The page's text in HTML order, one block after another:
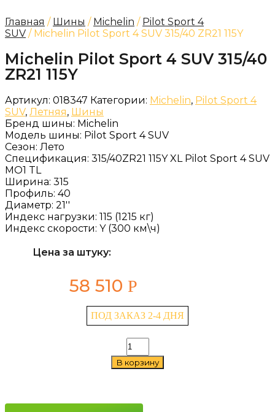
Главная / Шины / Michelin / Pilot Sport 4
SUV / Michelin Pilot Sport 4 SUV 315/40 ZR21 115Y
Michelin Pilot Sport 4 SUV 315/40
ZR21 115Y
Артикул: 018347 Категории: Michelin, Pilot Sport 4
SUV, Летняя, Шины
Бренд шины: Michelin
Модель шины: Pilot Sport 4 SUV
Сезон: Лето
Спецификация: 315/40ZR21 115Y XL Pilot Sport 4 SUV
MO1 TL
Ширина: 315
Профиль: 40
Диаметр: 21''
Индекс нагрузки: 115 (1215 кг)
Индекс скорости: Y (300 км\ч)
Цена за штуку:
58 510 Р
ПОД ЗАКАЗ 2-4 ДНЯ
Количество
товара
Michelin
SUV
В корзину